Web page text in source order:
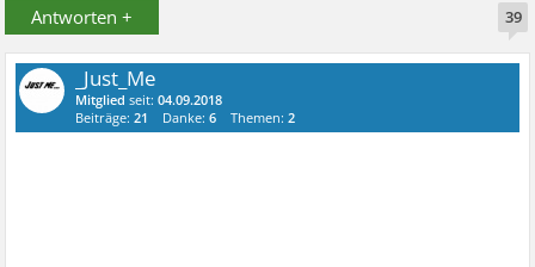
Antworten + 39
_Just_Me
Mitglied seit:04.09.2018
Beiträge:21 Danke:6 Themen:2